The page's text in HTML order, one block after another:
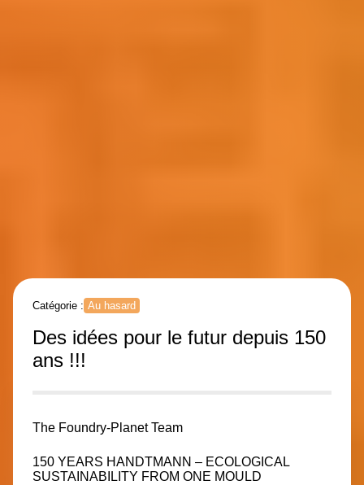
Catégorie : Au hasard
Des idées pour le futur depuis 150
ans !!!
The Foundry-Planet Team
150 YEARS HANDTMANN – ECOLOGICAL
SUSTAINABILITY FROM ONE MOULD